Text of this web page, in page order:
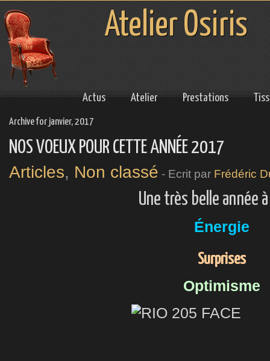
Atelier Osiris
Actus Atelier Prestations
Archive for janvier, 2017
NOS VOEUX POUR CETTE ANNÉE 2017
Articles, Non classé - Ecrit par Frédéric
Une très belle année
Énergie
Surprises
Optimisme